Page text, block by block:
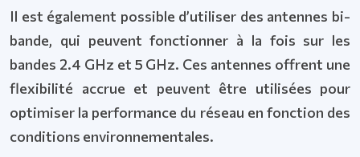
Il est également possible d’utiliser des antennes bi-
bande, qui peuvent fonctionner à la fois sur les
bandes 2.4 GHz et 5 GHz. Ces antennes offrent une
flexibilité accrue et peuvent être utilisées pour
optimiser la performance du réseau en fonction des
conditions environnementales.